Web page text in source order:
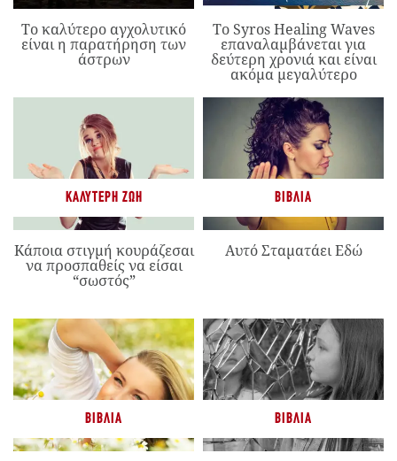
Το καλύτερο αγχολυτικό
είναι η παρατήρηση των
άστρων
Το Syros Healing Waves
επαναλαμβάνεται για
δεύτερη χρονιά και είναι
ακόμα μεγαλύτερο
ΚΑΛΎΤΕΡΗ ΖΩΉ
Κάποια στιγμή κουράζεσαι
να προσπαθείς να είσαι
“σωστός”
ΒΙΒΛΊΑ
Αυτό Σταματάει Εδώ
ΒΙΒΛΊΑ ΒΙΒΛΊΑ